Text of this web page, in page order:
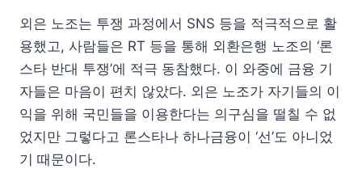
외은 노조는 투쟁 과정에서 SNS 등을 적극적으로 활
용했고, 사람들은 RT 등을 통해 외환은행 노조의 ‘론
스타 반대 투쟁’에 적극 동참했다. 이 와중에 금융 기
자들은 마음이 편치 않았다. 외은 노조가 자기들의 이
익을 위해 국민들을 이용한다는 의구심을 떨칠 수 없
었지만 그렇다고 론스타나 하나금융이 ‘선’도 아니었
기 때문이다.